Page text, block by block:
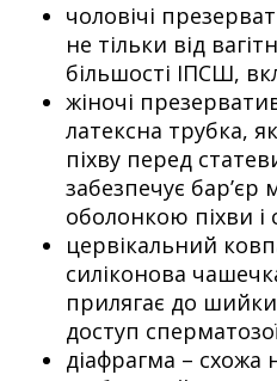
чоловічі
не тільки від
більшості ІПСШ,
жіночі
латексна трубка,
піхву перед
забезпечує бар’єр
оболонкою піхви
цервікальний
силіконова
прилягає до
доступ
діафрагма – схожа